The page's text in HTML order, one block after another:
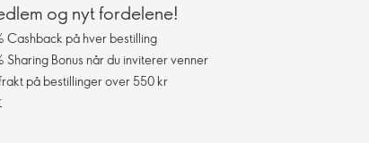
og nyt fordelene!
Cashback på hver bestilling
Sharing Bonus når du inviterer venner
på bestillinger over 550 kr